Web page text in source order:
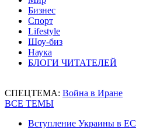
Бизнес
Спорт
Lifestyle
Шоу-биз
Наука
БЛОГИ ЧИТАТЕЛЕЙ
СПЕЦТЕМА: Война в Иране
ВСЕ ТЕМЫ
Вступление Украины в ЕС